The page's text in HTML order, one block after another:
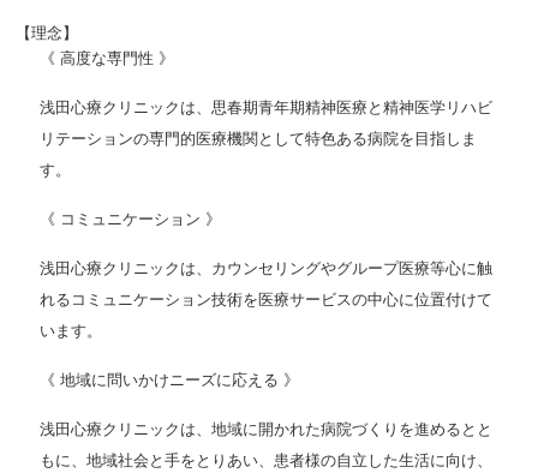
【理念】
《 高度な専門性 》
浅田心療クリニックは、思春期青年期精神医療と精神医学リハビ
リテーションの専門的医療機関として特色ある病院を目指しま
す。
《 コミュニケーション 》
浅田心療クリニックは、カウンセリングやグループ医療等心に触
れるコミュニケーション技術を医療サービスの中心に位置付けて
います。
《 地域に問いかけニーズに応える 》
浅田心療クリニックは、地域に開かれた病院づくりを進めるとと
もに、地域社会と手をとりあい、患者様の自立した生活に向け、